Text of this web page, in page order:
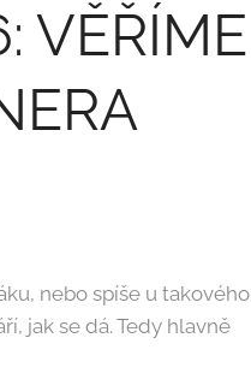
VĚŘÍME
nebo spíše u takového
jak se dá. Tedy hlavně